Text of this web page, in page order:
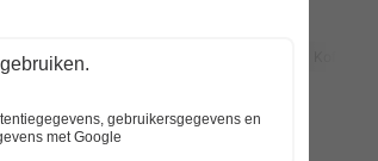
Wi-Fi toegang